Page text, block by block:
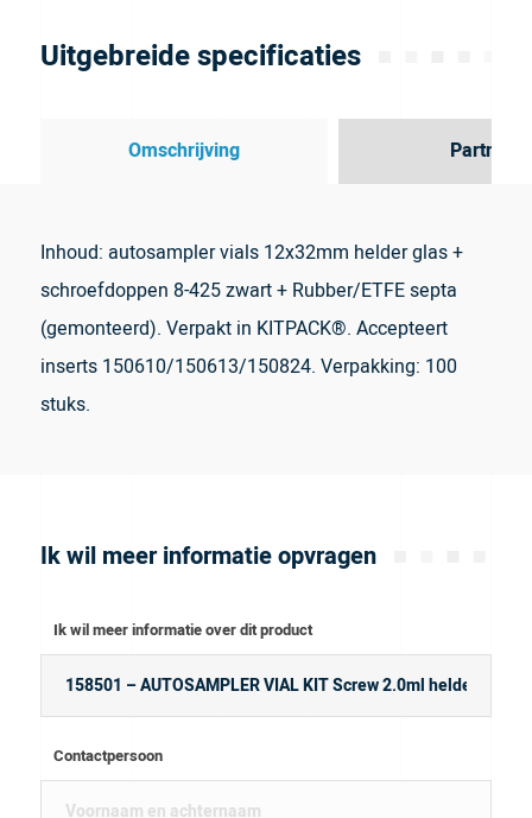
Uitgebreide specificaties
Omschrijving Partner
Inhoud: autosampler vials 12x32mm helder glas +
schroefdoppen 8-425 zwart + Rubber/ETFE septa
(gemonteerd). Verpakt in KITPACK®. Accepteert
inserts 150610/150613/150824. Verpakking: 100
stuks.
Ik wil meer informatie opvragen
Ik wil meer informatie over dit product
Contactpersoon